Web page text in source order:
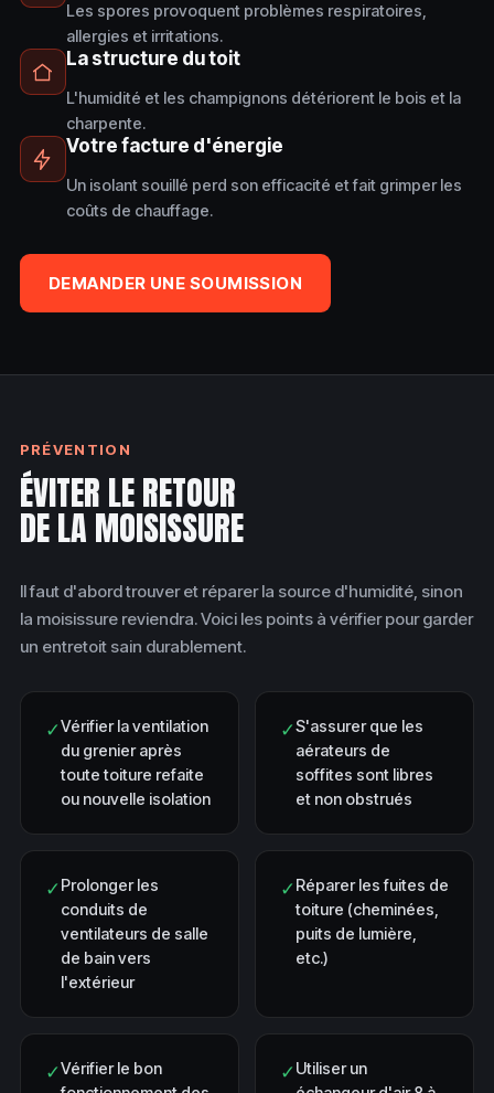
Les spores provoquent problèmes respiratoires,
allergies et irritations.
La structure du toit
L'humidité et les champignons détériorent le bois et la
charpente.
Votre facture d'énergie
Un isolant souillé perd son efficacité et fait grimper les
coûts de chauffage.
DEMANDER UNE SOUMISSION
PRÉVENTION
ÉVITER LE RETOUR
DE LA MOISISSURE
Il faut d'abord trouver et réparer la source d'humidité, sinon
la moisissure reviendra. Voici les points à vérifier pour garder
un entretoit sain durablement.
✓Vérifier la ventilation
du grenier après
toute toiture refaite
ou nouvelle isolation
✓S'assurer que les
aérateurs de
soffites sont libres
et non obstrués
✓Prolonger les
conduits de
ventilateurs de salle
de bain vers
l'extérieur
✓Réparer les fuites de
toiture (cheminées,
puits de lumière,
etc.)
✓Vérifier le bon
✓Utiliser un